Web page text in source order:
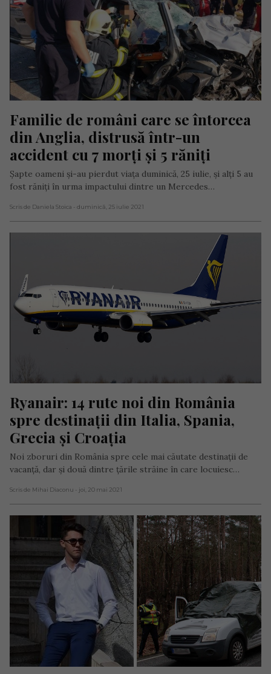
Familie de români care se întorcea
din Anglia, distrusă într-un
accident cu 7 morți și 5 răniți
Şapte oameni şi-au pierdut viaţa duminică, 25 iulie, și alți 5 au
fost răniți în urma impactului dintre un Mercedes…
Scris de Daniela Stoica - duminică, 25 iulie 2021
Ryanair: 14 rute noi din România
spre destinații din Italia, Spania,
Grecia și Croaţia
Noi zboruri din România spre cele mai căutate destinații de
vacanță, dar și două dintre țările străine în care locuiesc…
Scris de Mihai Diaconu - joi, 20 mai 2021